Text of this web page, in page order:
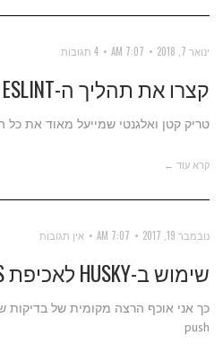
ינואר 7, 2018 7:07 AM 4 תגובות
קצרו את תהליך ה-ESLINT שלכם
טריק קטן ואלגנטי שמייעל מאוד את כל
קרא עוד ←
נובמבר 19, 2017 7:07 AM אין תגובות
שימוש ב-HUSKY לאכיפת GIT HOOKS
כך אני אוכף הרצה מקומית של בדיקות
push